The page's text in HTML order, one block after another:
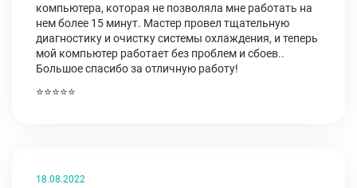
компьютера, которая не позволяла мне работать на
нем более 15 минут. Мастер провел тщательную
диагностику и очистку системы охлаждения, и теперь
мой компьютер работает без проблем и сбоев..
Большое спасибо за отличную работу!
⭐⭐⭐⭐⭐
18.08.2022